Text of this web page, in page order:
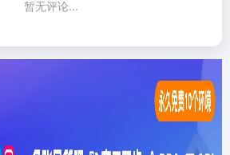
暂无评论...